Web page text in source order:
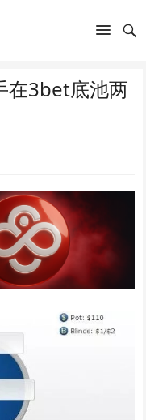
在3bet底池两